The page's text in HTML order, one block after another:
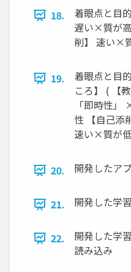
18.
着眼点と目
遅い×質が
削】 速い×
19.
着眼点と目
ころ】 ( 【
「即時性」
性 【自己添
速い×質が
20. 開発したア
21. 開発した学
22.
開発した学
読み込み